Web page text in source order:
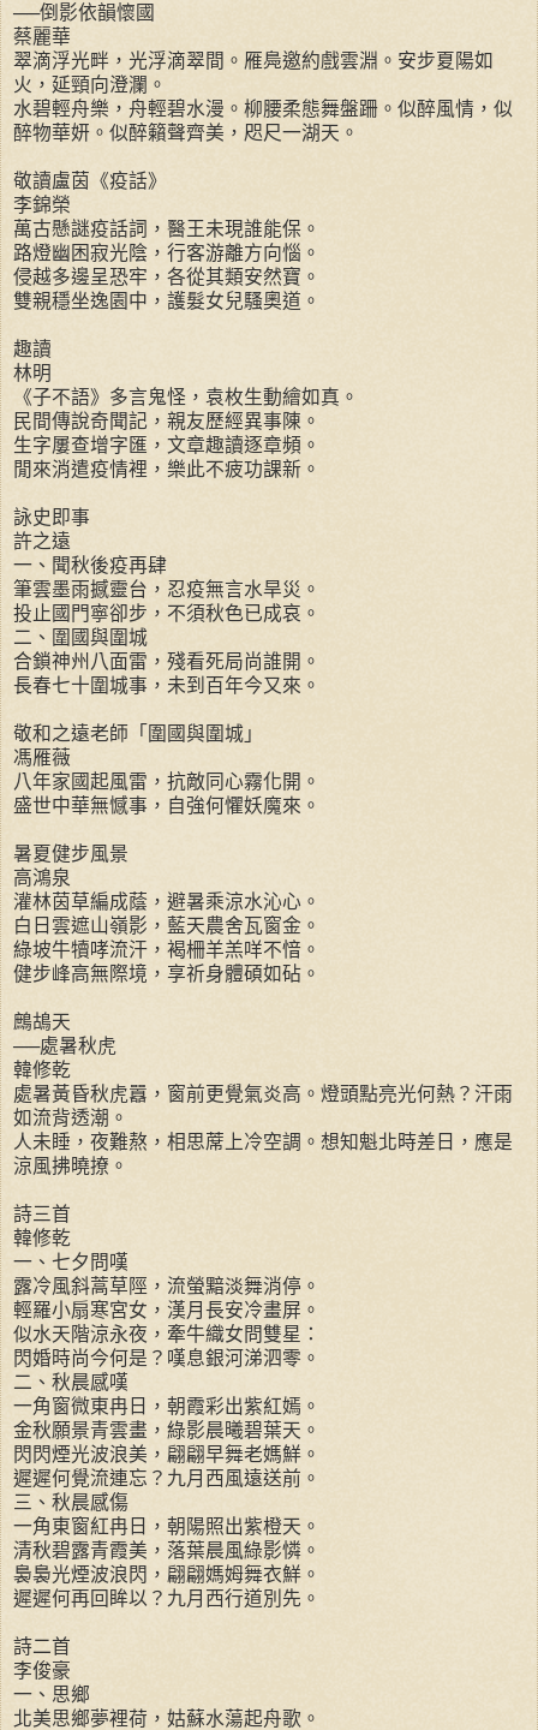
──倒影依韻懷國
蔡麗華
翠滴浮光畔，光浮滴翠間。雁鳧邀約戲雲淵。安步夏陽如
火，延頸向澄瀾。
水碧輕舟樂，舟輕碧水漫。柳腰柔態舞盤跚。似醉風情，似
醉物華妍。似醉籟聲齊美，咫尺一湖天。
敬讀盧茵《疫話》
李錦榮
萬古懸謎疫話詞，醫王未現誰能保。
路燈幽困寂光陰，行客游離方向惱。
侵越多邊呈恐牢，各從其類安然寶。
雙親穩坐逸園中，護髮女兒騷奧道。
趣讀
林明
《子不語》多言鬼怪，袁枚生動繪如真。
民間傳說奇聞記，親友歷經異事陳。
生字屢查增字匯，文章趣讀逐章頻。
閒來消遣疫情裡，樂此不疲功課新。
詠史即事
許之遠
一、聞秋後疫再肆
筆雲墨雨撼靈台，忍疫無言水旱災。
投止國門寧卻步，不須秋色已成哀。
二、圍國與圍城
合鎖神州八面雷，殘看死局尚誰開。
長春七十圍城事，未到百年今又來。
敬和之遠老師「圍國與圍城」
馮雁薇
八年家國起風雷，抗敵同心霧化開。
盛世中華無憾事，自強何懼妖魔來。
暑夏健步風景
高鴻泉
灌林茵草編成蔭，避暑乘涼水沁心。
白日雲遮山嶺影，藍天農舍瓦窗金。
綠坡牛犢哮流汗，褐柵羊羔咩不愔。
健步峰高無際境，享祈身體碩如砧。
鷓鴣天
──處暑秋虎
韓修乾
處暑黃昏秋虎囂，窗前更覺氣炎高。燈頭點亮光何熱？汗雨
如流背透潮。
人未睡，夜難熬，相思蓆上冷空調。想知魁北時差日，應是
涼風拂曉撩。
詩三首
韓修乾
一、七夕問嘆
露冷風斜蒿草陘，流螢黯淡舞消停。
輕羅小扇寒宮女，漢月長安冷畫屏。
似水天階涼永夜，牽牛織女問雙星：
閃婚時尚今何是？嘆息銀河涕泗零。
二、秋晨感嘆
一角窗微東冉日，朝霞彩出紫紅嫣。
金秋願景青雲畫，綠影晨曦碧葉天。
閃閃煙光波浪美，翩翩早舞老媽鮮。
遲遲何覺流連忘？九月西風遠送前。
三、秋晨感傷
一角東窗紅冉日，朝陽照出紫橙天。
清秋碧露青霞美，落葉晨風綠影憐。
裊裊光煙波浪閃，翩翩媽姆舞衣鮮。
遲遲何再回眸以？九月西行道別先。
詩二首
李俊豪
一、思鄉
北美思鄉夢裡荷，姑蘇水蕩起舟歌。